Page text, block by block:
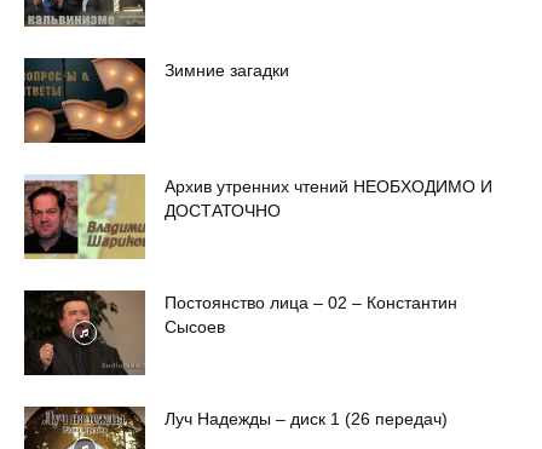
Зимние загадки
Архив утренних чтений НЕОБХОДИМО И
ДОСТАТОЧНО
Постоянство лица – 02 – Константин
Сысоев
Луч Надежды – диск 1 (26 передач)